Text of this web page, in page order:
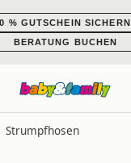
% GUTSCHEIN SICHERN
BERATUNG BUCHEN
Strumpfhosen